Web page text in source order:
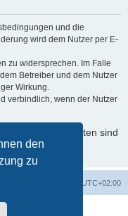
den
zu
und die
wird dem Nutzer per E-
zu widersprechen. Im Falle
Betreiber und dem Nutzer
Wirkung.
verbindlich, wenn der Nutzer
persönlichen Daten sind
UTC+02:00